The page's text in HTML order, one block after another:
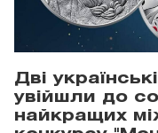
Дві
увійшли до
найкращих